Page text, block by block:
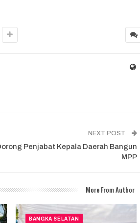
NEXT POST
Penjabat Kepala Daerah Bangun
MPP
More From Author
BANGKA SELATAN